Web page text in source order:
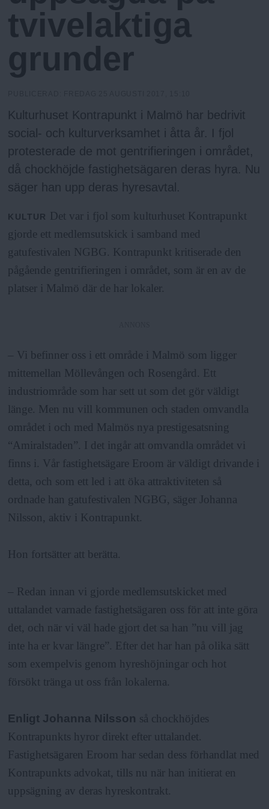
N
u
n
y
tvivelaktiga
grunder
Kulturhuset Kontrapunkt i Malmö har bedrivit
social- och kulturverksamhet i åtta år. I fjol
protesterade de mot gentrifieringen i området,
då chockhöjde fastighetsägaren deras hyra. Nu
säger han upp deras hyresavtal.
KULTUR
Det var i fjol som kulturhuset Kontrapunkt
gjorde ett medlemsutskick i samband med
gatufestivalen NGBG. Kontrapunkt kritiserade den
pågående gentrifieringen i området, som är en av de
platser i Malmö där de har lokaler.
– Vi befinner oss i ett område i Malmö som ligger
mittemellan Möllevången och Rosengård. Ett
industriområde som har sett ut som det gör väldigt
länge. Men nu vill kommunen och staden omvandla
området i och med Malmös nya prestigesatsning
“Amiralstaden”. I det ingår att omvandla området vi
finns i. Vår fastighetsägare Eroom är väldigt drivande i
detta, och som ett led i att öka attraktiviteten så
ordnade han gatufestivalen NGBG, säger Johanna
Nilsson, aktiv i Kontrapunkt.
Hon fortsätter att berätta.
– Redan innan vi gjorde medlemsutskicket med
uttalandet varnade fastighetsägaren oss för att inte göra
det, och när vi väl hade gjort det sa han ”nu vill jag
inte ha er kvar längre”. Efter det har han på olika sätt
som exempelvis genom hyreshöjningar och hot
försökt tränga ut oss från lokalerna.
Enligt Johanna Nilsson så chockhöjdes
Kontrapunkts hyror direkt efter uttalandet.
Fastighetsägaren Eroom har sedan dess förhandlat med
Kontrapunkts advokat, tills nu när han initierat en
uppsägning av deras hyreskontrakt.